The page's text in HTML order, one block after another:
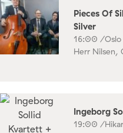
Pieces Of
Silver
16:00 /
Herr Nilsen,
Ingeborg
19:00 /